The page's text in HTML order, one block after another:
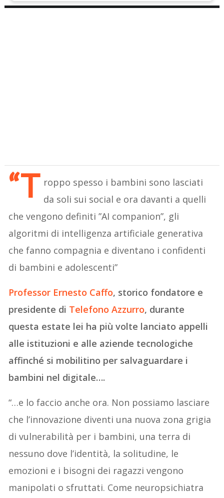
“T roppo spesso i bambini sono lasciati
da soli sui social e ora davanti a quelli
che vengono definiti ”AI companion”, gli
algoritmi di intelligenza artificiale generativa
che fanno compagnia e diventano i confidenti
di bambini e adolescenti”
Professor Ernesto Caffo, storico fondatore e
presidente di Telefono Azzurro, durante
questa estate lei ha più volte lanciato appelli
alle istituzioni e alle aziende tecnologiche
affinché si mobilitino per salvaguardare i
bambini nel digitale….
“…e lo faccio anche ora. Non possiamo lasciare
che l’innovazione diventi una nuova zona grigia
di vulnerabilità per i bambini, una terra di
nessuno dove l’identità, la solitudine, le
emozioni e i bisogni dei ragazzi vengono
manipolati o sfruttati. Come neuropsichiatra